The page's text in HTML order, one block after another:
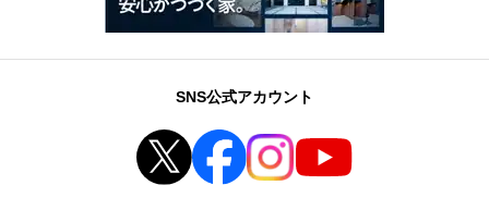
SNS公式アカウント